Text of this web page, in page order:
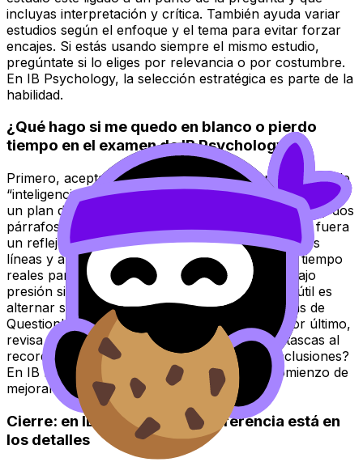
incluyas interpretación y crítica. También ayuda variar
estudios según el enfoque y el tema para evitar forzar
encajes. Si estás usando siempre el mismo estudio,
pregúntate si lo eliges por relevancia o por costumbre.
En IB Psychology, la selección estratégica es parte de la
habilidad.
¿Qué hago si me quedo en blanco o pierdo
tiempo en el examen de IB Psychology?
Primero, acepta que es un problema de proceso, no de
“inteligencia”. Cuando te quedas en blanco, suele faltar
un plan de 60-90 segundos: command term, tesis, y dos
párrafos con evidencia. Entrena ese plan como si fuera
un reflejo: abre una pregunta, esquematiza en tres
líneas y arranca. Luego, practica con límites de tiempo
reales para que tu cerebro aprenda a pensar bajo
presión sin entrar en pánico. Una herramienta útil es
alternar simulaciones largas con sesiones cortas de
Questionbank para automatizar estructuras. Por último,
revisa tus prácticas buscando patrones: ¿te atascas al
recordar estudios, al evaluar, o al cerrar conclusiones?
En IB Psychology, detectar el patrón es el comienzo de
mejorar.
Cierre: en IB Psychology, la diferencia está en
los detalles